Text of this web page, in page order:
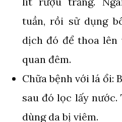
tuần, rồi sử dụng
dịch đó để thoa lên
quan đêm.
Chữa bệnh với lá ổi:
sau đó lọc lấy
dùng da bị viêm.